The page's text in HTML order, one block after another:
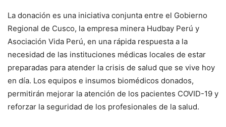
La donación es una iniciativa conjunta entre el Gobierno
Regional de Cusco, la empresa minera Hudbay Perú y
Asociación Vida Perú, en una rápida respuesta a la
necesidad de las instituciones médicas locales de estar
preparadas para atender la crisis de salud que se vive hoy
en día. Los equipos e insumos biomédicos donados,
permitirán mejorar la atención de los pacientes COVID-19 y
reforzar la seguridad de los profesionales de la salud.